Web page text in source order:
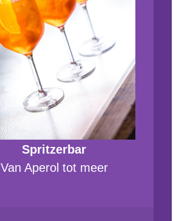
Spritzerbar
Van Aperol tot meer